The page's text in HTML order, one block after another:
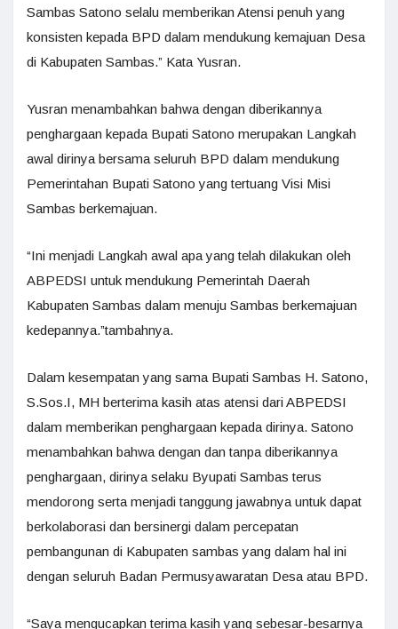
Sambas Satono selalu memberikan Atensi penuh yang
konsisten kepada BPD dalam mendukung kemajuan Desa
di Kabupaten Sambas.” Kata Yusran.
Yusran menambahkan bahwa dengan diberikannya
penghargaan kepada Bupati Satono merupakan Langkah
awal dirinya bersama seluruh BPD dalam mendukung
Pemerintahan Bupati Satono yang tertuang Visi Misi
Sambas berkemajuan.
“Ini menjadi Langkah awal apa yang telah dilakukan oleh
ABPEDSI untuk mendukung Pemerintah Daerah
Kabupaten Sambas dalam menuju Sambas berkemajuan
kedepannya.”tambahnya.
Dalam kesempatan yang sama Bupati Sambas H. Satono,
S.Sos.I, MH berterima kasih atas atensi dari ABPEDSI
dalam memberikan penghargaan kepada dirinya. Satono
menambahkan bahwa dengan dan tanpa diberikannya
penghargaan, dirinya selaku Byupati Sambas terus
mendorong serta menjadi tanggung jawabnya untuk dapat
berkolaborasi dan bersinergi dalam percepatan
pembangunan di Kabupaten sambas yang dalam hal ini
dengan seluruh Badan Permusyawaratan Desa atau BPD.
“Saya mengucapkan terima kasih yang sebesar-besarnya